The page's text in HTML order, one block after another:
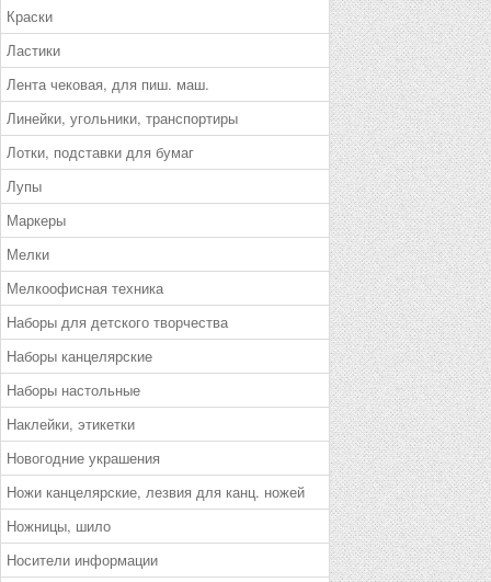
Краски
Ластики
Лента чековая, для пиш. маш.
Линейки, угольники, транспортиры
Лотки, подставки для бумаг
Лупы
Маркеры
Мелки
Мелкоофисная техника
Наборы для детского творчества
Наборы канцелярские
Наборы настольные
Наклейки, этикетки
Новогодние украшения
Ножи канцелярские, лезвия для канц. ножей
Ножницы, шило
Носители информации